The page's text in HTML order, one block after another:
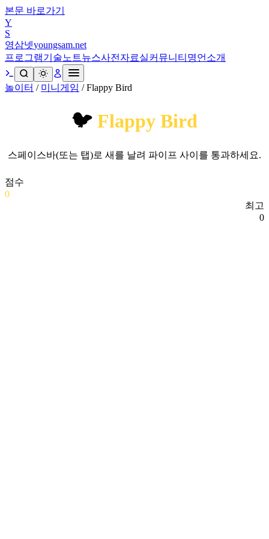
본문 바로가기
Y
S
영삼넷youngsam.net
프로그램기술노트뉴스사전 자료실커뮤니티 명언 소개
놀이터 / 미니게임 /Flappy Bird
🐦 Flappy Bird
스페이스바(또는 탭)로 새를 날려 파이프 사이를 통과하세요.
점수
0
최고
0